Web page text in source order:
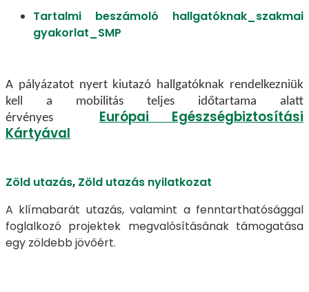
Tartalmi beszámoló hallgatóknak_szakmai
gyakorlat_SMP
A pályázatot nyert kiutazó hallgatóknak rendelkezniük
kell a mobilitás teljes időtartama alatt
érvényes Európai Egészségbiztosítási
Kártyával
Zöld utazás, Zöld utazás nyilatkozat
A klímabarát utazás, valamint a fenntarthatósággal
foglalkozó projektek megvalósításának támogatása
egy zöldebb jövőért.